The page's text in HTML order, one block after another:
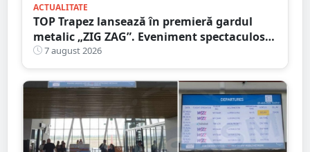
ACTUALITATE
TOP Trapez lansează în premieră gardul
metalic „ZIG ZAG”. Eveniment spectaculos
în Grădina Romei
7 august 2026